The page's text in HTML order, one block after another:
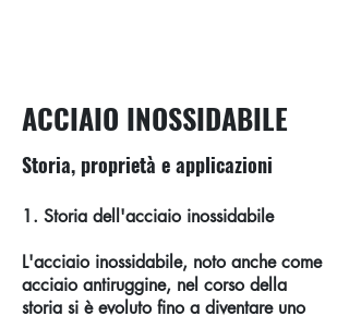
ACCIAIO INOSSIDABILE
Storia, proprietà e applicazioni
1. Storia dell'acciaio inossidabile
L'acciaio inossidabile, noto anche come
acciaio antiruggine, nel corso della
storia si è evoluto fino a diventare uno